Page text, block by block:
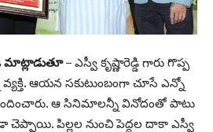
మాట్లాడుతూ –ఎస్వీ కృష్ణారెడ్డి గారు గొప్ప
వ్యక్తి. ఆయన సకుటుంబంగా చూసే ఎన్నో
ఆ సినిమాలన్నీ వినోదంతో పాటు
పిల్లల నుంచి పెద్దల దాకా ఎస్వీ